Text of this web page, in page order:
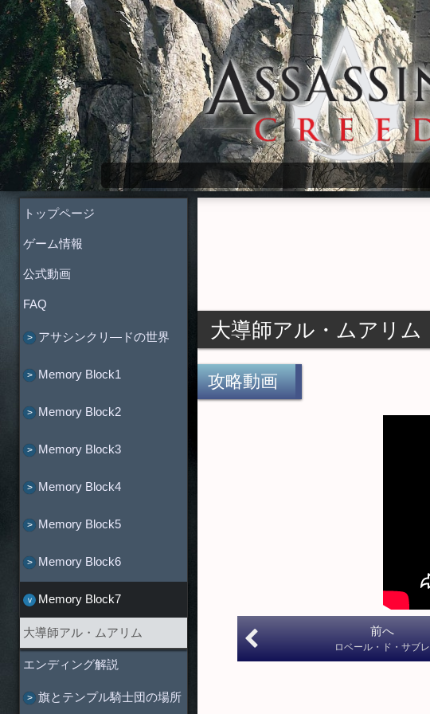
Assassin's Creed Wiki
大導師アル・ムアリム
攻略動画
前へ
ロベール・ド・サブレ
トップページ
ゲーム情報
公式動画
FAQ
アサシンクリ―ドの世界
Memory Block1
Memory Block2
Memory Block3
Memory Block4
Memory Block5
Memory Block6
Memory Block7
大導師アル・ムアリム
エンディング解説
旗とテンプル騎士団の場所